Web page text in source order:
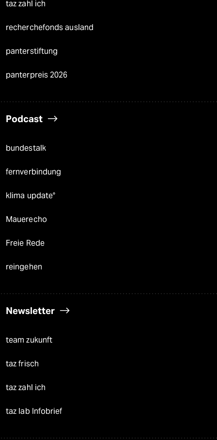
taz zahl ich
recherchefonds ausland
panterstiftung
panterpreis 2026
Podcast
bundestalk
fernverbindung
klima update°
Mauerecho
Freie Rede
reingehen
Newsletter
team zukunft
taz frisch
taz zahl ich
taz lab Infobrief